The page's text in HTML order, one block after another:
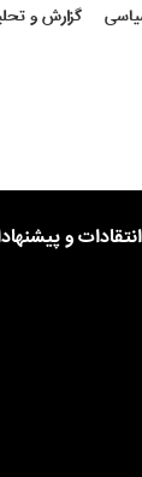
گزارش و
انتقادات و